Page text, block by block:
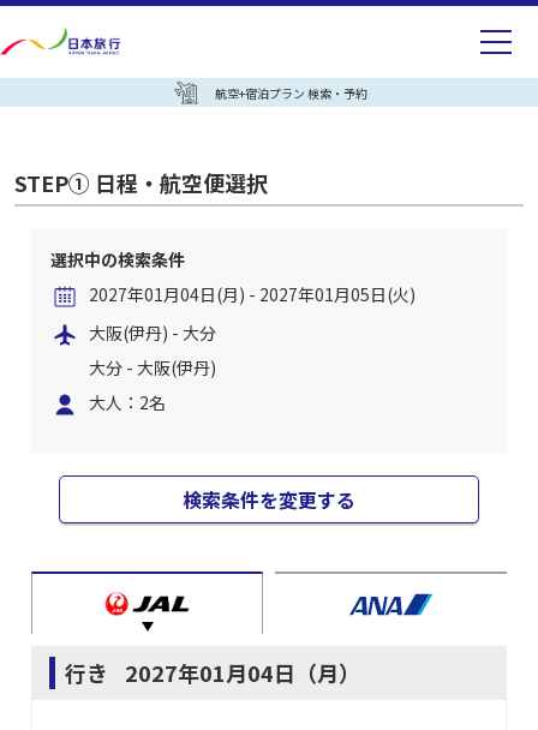
航空+宿泊プラン 検索・予約
STEP① 日程・航空便選択
選択中の検索条件
2027年01月04日(月) - 2027年01月05日(火)
大阪(伊丹) - 大分
大分 - 大阪(伊丹)
大人：2名
検索条件を変更する
行き 2027年01月04日（月）